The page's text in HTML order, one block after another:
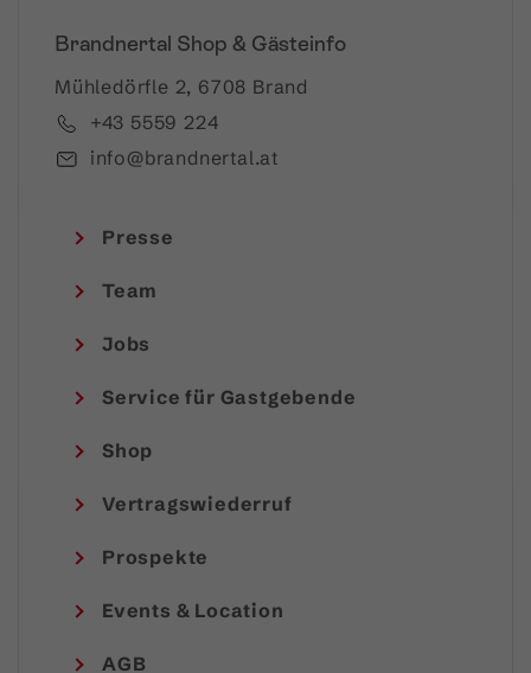
Brandnertal Shop & Gästeinfo
Mühledörfle 2, 6708 Brand
+43 5559 224
info@brandnertal.at
Presse
Team
Jobs
Service für Gastgebende
Shop
Vertragswiederruf
Prospekte
Events & Location
AGB